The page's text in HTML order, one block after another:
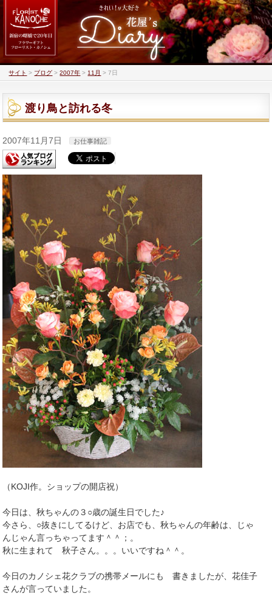
サイト > ブログ >2007年 >11月 >7日
渡り鳥と訪れる冬
2007年11月7日 お仕事雑記
（KOJI作。ショップの開店祝）
今日は、秋ちゃんの３○歳の誕生日でした♪
今さら、○抜きにしてるけど、お店でも、秋ちゃんの年齢は、じゃ
んじゃん言っちゃってます＾＾；。
秋に生まれて 秋子さん。。。いいですね＾＾。
今日のカノシェ花クラブの携帯メールにも 書きましたが、花佳子
さんが言っていました。